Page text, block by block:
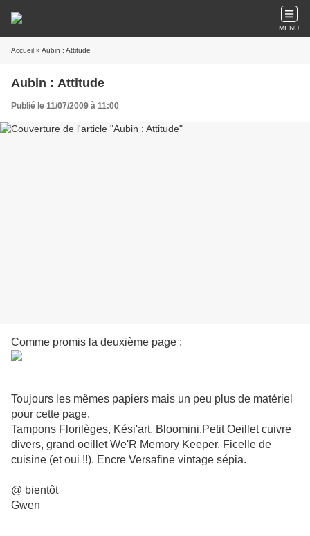
MENU
Accueil » Aubin : Attitude
Aubin : Attitude
Publié le 11/07/2009 à 11:00
Comme promis la deuxième page :
Toujours les mêmes papiers mais un peu plus de matériel
pour cette page.
Tampons Florilèges, Kési'art, Bloomini.Petit Oeillet cuivre
divers, grand oeillet We'R Memory Keeper. Ficelle de
cuisine (et oui !!). Encre Versafine vintage sépia.
@ bientôt
Gwen